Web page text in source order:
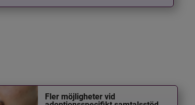
Fler möjligheter vid